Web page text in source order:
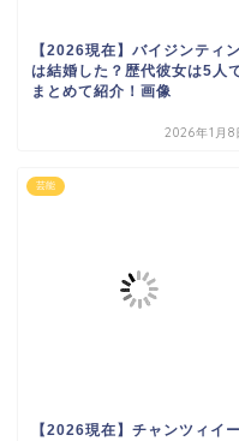
【2026現在】バイジンティン
は結婚した？歴代彼女は5人
まとめて紹介！画像
2026年1月8
芸能
【2026現在】チャンツィイー